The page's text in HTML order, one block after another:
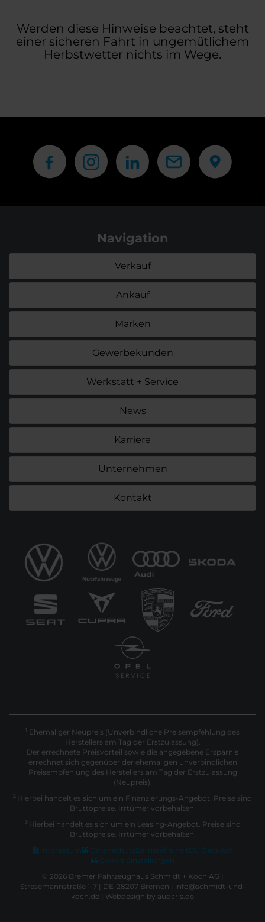
Werden diese Hinweise beachtet, steht
einer sicheren Fahrt in ungemütlichem
Herbstwetter nichts im Wege.
Navigation
Verkauf
Ankauf
Marken
Gewerbekunden
Werkstatt + Service
News
Karriere
Unternehmen
Kontakt
Ehemaliger Neupreis (Unverbindliche Preisempfehlung des
Herstellers am Tag der Erstzulassung).
Der errechnete Preisvorteil sowie die angegebene Ersparnis
errechnet sich gegenüber der ehemaligen unverbindlichen
Preisempfehlung des Herstellers am Tag der Erstzulassung
(Neupreis).
2 Hierbei handelt es sich um ein Finanzierungs-Angebot. Preise sind
Bruttopreise. Irrtümer vorbehalten.
3 Hierbei handelt es sich um ein Leasing-Angebot. Preise sind
Bruttopreise. Irrtümer vorbehalten.
Impressum
Datenschutz Barrierefreiheit EU Data Act
Cookie Einstellungen
© 2026 Bremer Fahrzeughaus Schmidt + Koch AG |
Stresemannstraße 1-7 | DE-28207 Bremen | info@schmidt-und-
koch.de | Webdesign by audaris.de